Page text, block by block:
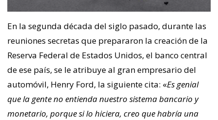
En la segunda década del siglo pasado, durante las
reuniones secretas que prepararon la creación de la
Reserva Federal de Estados Unidos, el banco central
de ese país, se le atribuye al gran empresario del
automóvil, Henry Ford, la siguiente cita: «Es genial
que la gente no entienda nuestro sistema bancario y
monetario, porque si lo hiciera, creo que habría una